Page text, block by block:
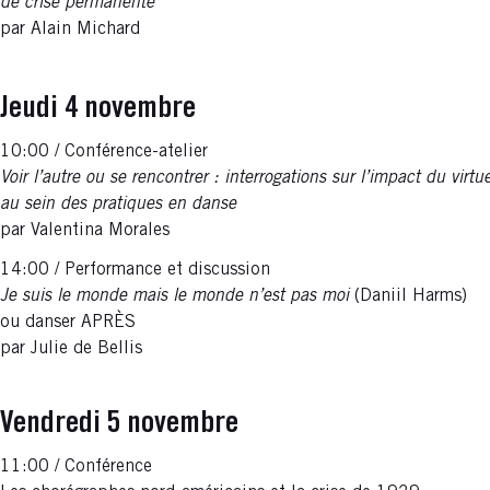
par Alain Michard
Jeudi 4 novembre
10:00 / Conférence-atelier
Voir l’autre ou se rencontrer : interrogations sur l’impact du
au sein des pratiques en danse
par Valentina Morales
14:00 / Performance et discussion
Je suis le monde mais le monde n’est pas moi(Daniil Harms)
ou danser APRÈS
par Julie de Bellis
Vendredi 5 novembre
11:00 / Conférence